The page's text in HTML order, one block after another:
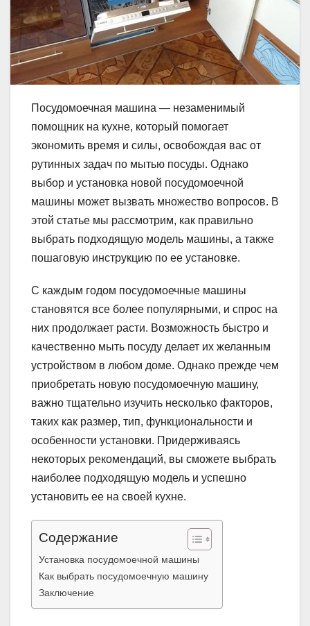
Посудомоечная машина — незаменимый
помощник на кухне, который помогает
экономить время и силы, освобождая вас от
рутинных задач по мытью посуды. Однако
выбор и установка новой посудомоечной
машины может вызвать множество вопросов. В
этой статье мы рассмотрим, как правильно
выбрать подходящую модель машины, а также
пошаговую инструкцию по ее установке.
С каждым годом посудомоечные машины
становятся все более популярными, и спрос на
них продолжает расти. Возможность быстро и
качественно мыть посуду делает их желанным
устройством в любом доме. Однако прежде чем
приобретать новую посудомоечную машину,
важно тщательно изучить несколько факторов,
таких как размер, тип, функциональности и
особенности установки. Придерживаясь
некоторых рекомендаций, вы сможете выбрать
наиболее подходящую модель и успешно
установить ее на своей кухне.
Содержание
Установка посудомоечной машины
Как выбрать посудомоечную машину
Заключение